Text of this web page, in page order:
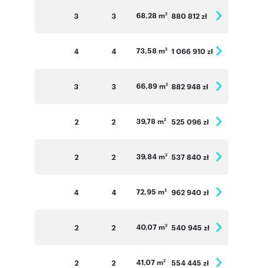
3 3 68,28 m2 880 812 zł
4 4 73,58 m2 1 066 910 zł
3 3 66,89 m2 882 948 zł
2 2 39,78 m2 525 096 zł
2 2 39,84 m2 537 840 zł
4 4 72,95 m2 962 940 zł
2 2 40,07 m2 540 945 zł
2 2 41,07 m2 554 445 zł